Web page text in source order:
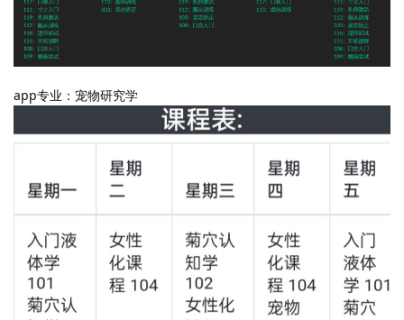
app专业：宠物研究学